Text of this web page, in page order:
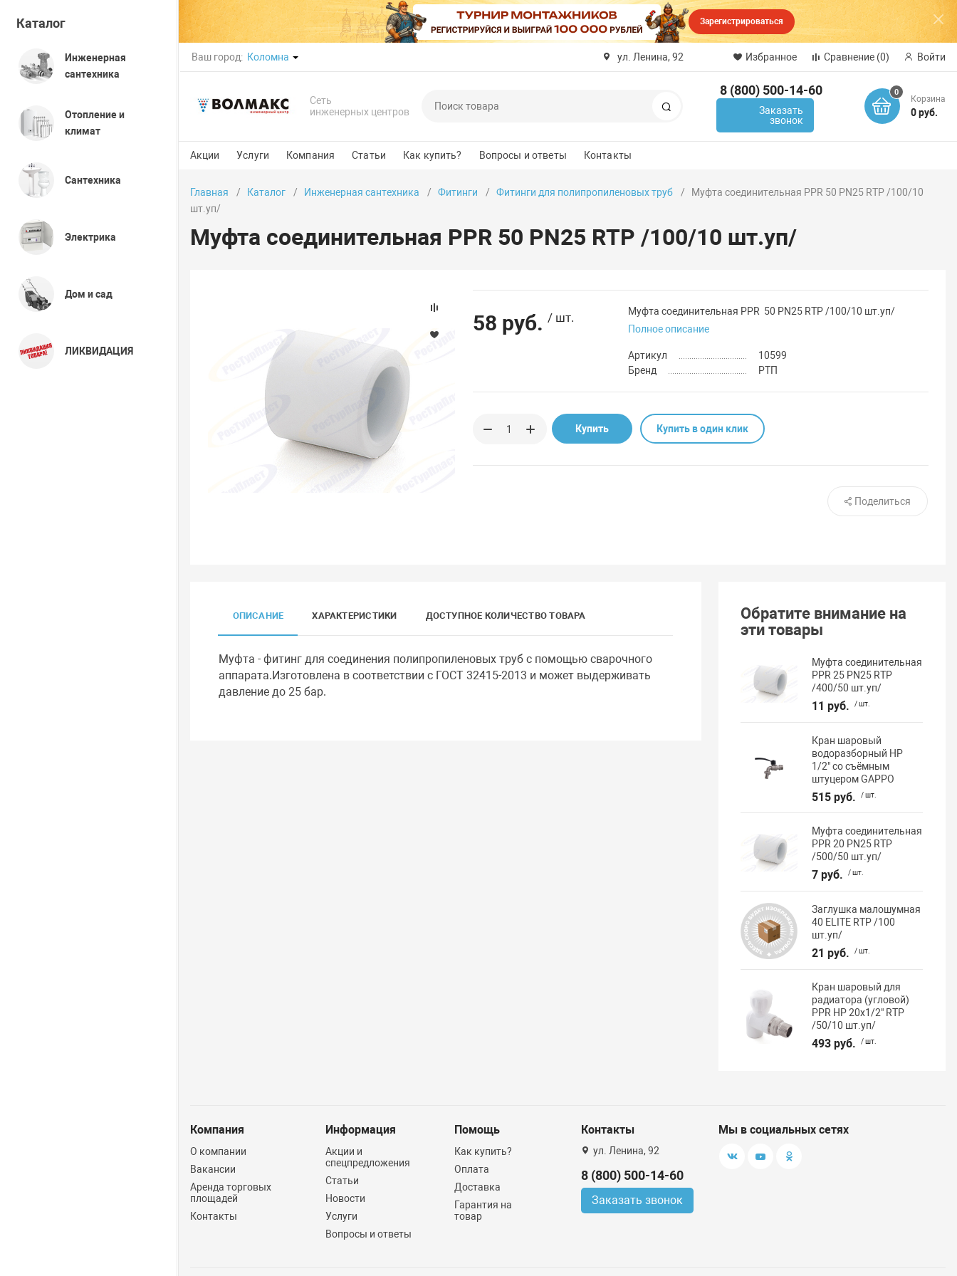
Зарегистрироваться
Ваш город: Коломна ул. Ленина, 92 Избранное Сравнение (0) Войти
Сеть
инженерных центров
8 (800) 500-14-60
Заказать
звонок
0
Корзина
0 руб.
Акции Услуги Компания Статьи Как купить? Вопросы и ответы Контакты
Каталог
Инженерная
сантехника
Отопление и
климат
Сантехника
Электрика
Дом и сад
ЛИКВИДАЦИЯ
Главная Каталог Инженерная сантехника Фитинги Фитинги для полипропиленовых труб
Муфта соединительная PPR 50 PN25 RTP /100/10
шт.уп/
Муфта соединительная PPR 50 PN25 RTP /100/10 шт.уп/
58 руб. / шт.
Муфта соединительная PPR 50 PN25 RTP /100/10 шт.уп/
Полное описание
Артикул
10599
Бренд
РТП
Купить Купить в один клик
Поделиться
ОПИСАНИЕ ХАРАКТЕРИСТИКИ ДОСТУПНОЕ КОЛИЧЕСТВО ТОВАРА
Муфта - фитинг для соединения полипропиленовых труб с помощью сварочного
аппарата.Изготовлена в соответствии с ГОСТ 32415-2013 и может выдерживать
давление до 25 бар.
Обратите внимание на
эти товары
Муфта соединительная
PPR 25 PN25 RTP
/400/50 шт.уп/
11 руб. / шт.
Кран шаровый
водоразборный НР
1/2" со съёмным
штуцером GAPPO
515 руб. / шт.
Муфта соединительная
PPR 20 PN25 RTP
/500/50 шт.уп/
7 руб. / шт.
Заглушка малошумная
40 ELITE RTP /100
шт.уп/
21 руб. / шт.
Кран шаровый для
радиатора (угловой)
PPR НР 20х1/2" RTP
/50/10 шт.уп/
493 руб. / шт.
Компания
О компании
Вакансии
Аренда торговых
площадей
Контакты
Информация
Акции и
спецпредложения
Статьи
Новости
Услуги
Вопросы и ответы
Помощь
Как купить?
Оплата
Доставка
Гарантия на
товар
Контакты
ул. Ленина, 92
8 (800) 500-14-60
Заказать звонок
Мы в социальных сетях